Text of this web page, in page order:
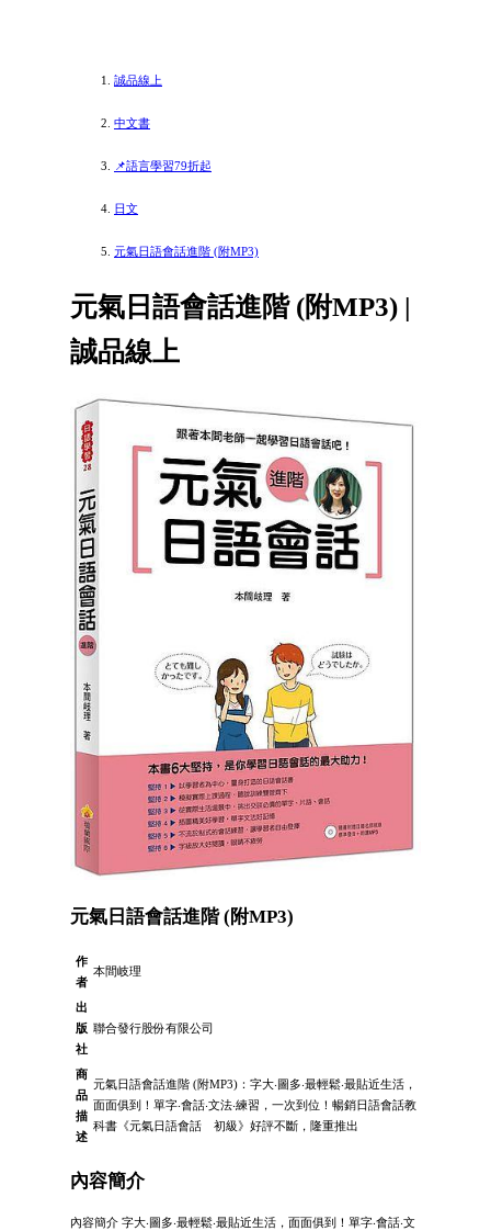
誠品線上
中文書
📌語言學習79折起
日文
元氣日語會話進階 (附MP3)
元氣日語會話進階 (附MP3) |
誠品線上
元氣日語會話進階 (附MP3)
作
者
本間岐理
出
版
社
聯合發行股份有限公司
商
品
描
述
元氣日語會話進階 (附MP3)：字大‧圖多‧最輕鬆‧最貼近生活，
面面俱到！單字‧會話‧文法‧練習，一次到位！暢銷日語會話教
科書《元氣日語會話 初級》好評不斷，隆重推出
內容簡介
內容簡介 字大‧圖多‧最輕鬆‧最貼近生活，面面俱到！單字‧會話‧文